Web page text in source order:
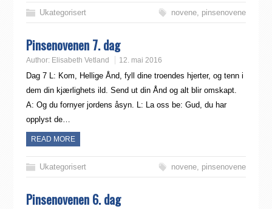
Ukategorisert novene pinsenovene
Pinsenovenen 7. dag
Author: Elisabeth Vetland 12. mai 2016
Dag 7 L: Kom, Hellige Ånd, fyll dine troendes hjerter, og tenn i
dem din kjærlighets ild. Send ut din Ånd og alt blir omskapt.
A: Og du fornyer jordens åsyn. L: La oss be: Gud, du har
opplyst de…
READ MORE
Ukategorisert novene pinsenovene
Pinsenovenen 6. dag